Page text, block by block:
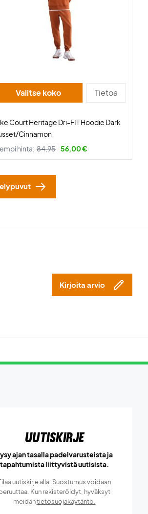
Valitse koko Tietoa
Court Heritage Dri-FIT Hoodie Dark
Cinnamon
hinta: 84,95 56,00 €
Kirjoita arvio
Uutiskirje
ajan tasalla padelvarusteista ja
tapahtumista liittyvistä uutisista.
uutiskirje alla. Suostumus voidaan
Kun rekisteröidyt, hyväksyt
meidäntietosuojakäytäntö.